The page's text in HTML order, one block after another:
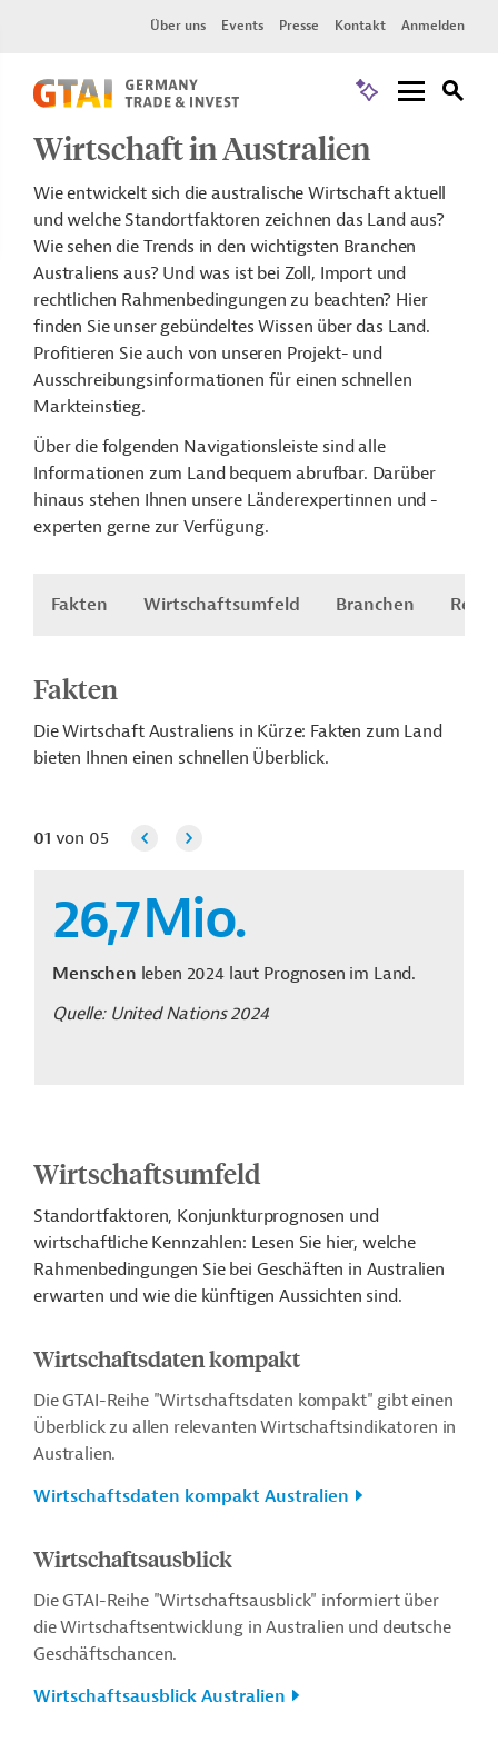
Über uns Events Presse Kontakt Anmelden
Wirtschaft in Australien
Wie entwickelt sich die australische Wirtschaft aktuell
und welche Standortfaktoren zeichnen das Land aus?
Wie sehen die Trends in den wichtigsten Branchen
Australiens aus? Und was ist bei Zoll, Import und
rechtlichen Rahmenbedingungen zu beachten? Hier
finden Sie unser gebündeltes Wissen über das Land.
Profitieren Sie auch von unseren Projekt- und
Ausschreibungsinformationen für einen schnellen
Markteinstieg.
Über die folgenden Navigationsleiste sind alle
Informationen zum Land bequem abrufbar. Darüber
hinaus stehen Ihnen unsere Länderexpertinnen und -
experten gerne zur Verfügung.
Fakten Wirtschaftsumfeld Branchen Recht
Fakten
Die Wirtschaft Australiens in Kürze: Fakten zum Land
bieten Ihnen einen schnellen Überblick.
01 von 05
26,7Mio.
Menschen leben 2024 laut Prognosen im Land.
Quelle: United Nations 2024
Wirtschaftsumfeld
Standortfaktoren, Konjunkturprognosen und
wirtschaftliche Kennzahlen: Lesen Sie hier, welche
Rahmenbedingungen Sie bei Geschäften in Australien
erwarten und wie die künftigen Aussichten sind.
Wirtschaftsdaten kompakt
Die GTAI-Reihe "Wirtschaftsdaten kompakt" gibt einen
Überblick zu allen relevanten Wirtschaftsindikatoren in
Australien.
Wirtschaftsdaten kompakt Australien
Wirtschaftsausblick
Die GTAI-Reihe "Wirtschaftsausblick" informiert über
die Wirtschaftsentwicklung in Australien und deutsche
Geschäftschancen.
Wirtschaftsausblick Australien